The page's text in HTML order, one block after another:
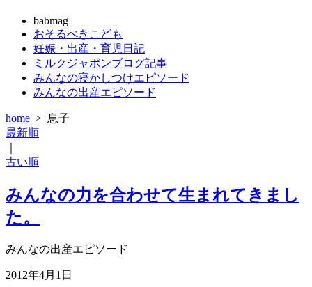
babmag
おそるべきこども
妊娠・出産・育児日記
ミルクジャポンブログ記事
みんなの寝かしつけエピソード
みんなの出産エピソード
home > 息子
最新順
古い順
みんなの力を合わせて生まれてきまし
た。
みんなの出産エピソード
2012年4月1日